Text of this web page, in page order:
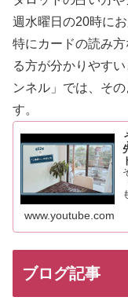
週水曜日の20時にお
特にカードの読み
る方が分かりやす
ンネル」では、そ
す。
www.youtube.com
ブログ記事